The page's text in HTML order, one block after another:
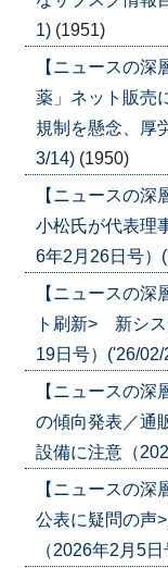
1) (1951)
【ニュースの
薬」ネット販売
規制を懸念、厚
3/14) (1950)
【ニュースの
小松氏が代表理
6年2月26日号）
【ニュースの
ト刷新> 新シス
19日号）('26/02/
【ニュースの
の傾向発表／通
設備に注意（
【ニュースの
公表に疑問の声
（2026年2月5